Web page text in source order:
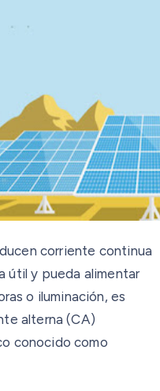
corriente continua
útil y pueda alimentar
o iluminación, es
alterna (CA)
conocido como